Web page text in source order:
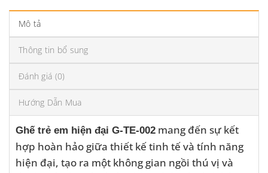
Mô tả
Thông tin bổ sung
Đánh giá (0)
Hướng Dẫn Mua
Ghế trẻ em hiện đại G-TE-002 mang đến sự kết
hợp hoàn hảo giữa thiết kế tinh tế và tính năng
hiện đại, tạo ra một không gian ngồi thú vị và